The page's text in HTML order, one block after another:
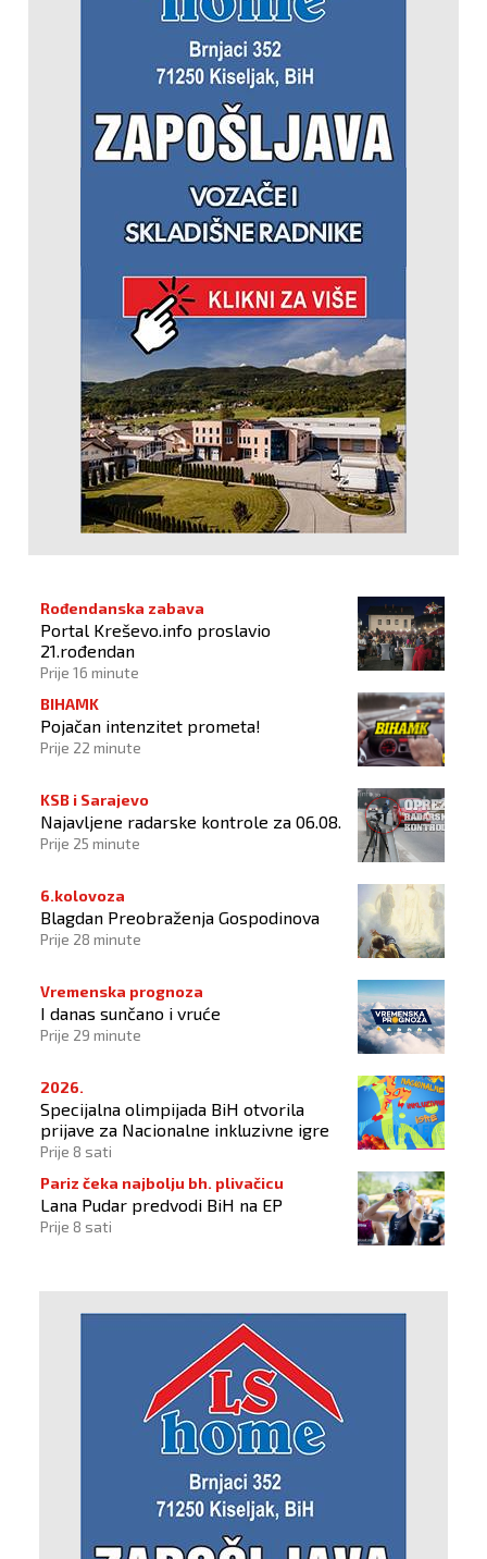
Rođendanska zabava
Portal Kreševo.info proslavio
21.rođendan
Prije 16 minute
BIHAMK
Pojačan intenzitet prometa!
Prije 22 minute
KSB i Sarajevo
Najavljene radarske kontrole za 06.08.
Prije 25 minute
6.kolovoza
Blagdan Preobraženja Gospodinova
Prije 28 minute
Vremenska prognoza
I danas sunčano i vruće
Prije 29 minute
2026.
Specijalna olimpijada BiH otvorila
prijave za Nacionalne inkluzivne igre
Prije 8 sati
Pariz čeka najbolju bh. plivačicu
Lana Pudar predvodi BiH na EP
Prije 8 sati